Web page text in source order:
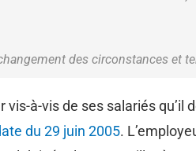
des circonstances et
à-vis de ses salariés
du 29 juin 2005.